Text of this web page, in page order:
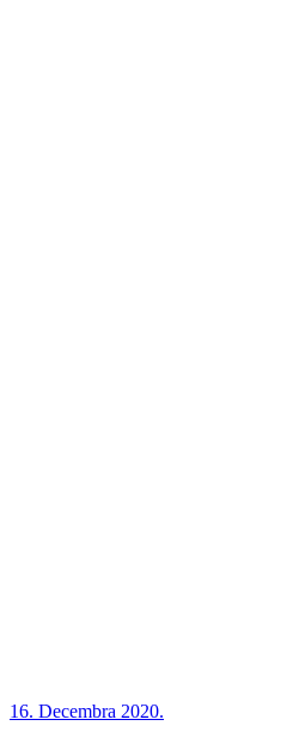
16. Decembra 2020.